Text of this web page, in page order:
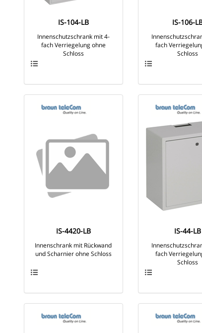
IS-104-LB
Innenschutzschrank mit 4-
fach Verriegelung ohne
Schloss
IS-106-
fach
Schloss
IS-4420-LB
Innenschrank mit Rückwand
und Scharnier ohne Schloss
IS-44-LB
fach
Schloss